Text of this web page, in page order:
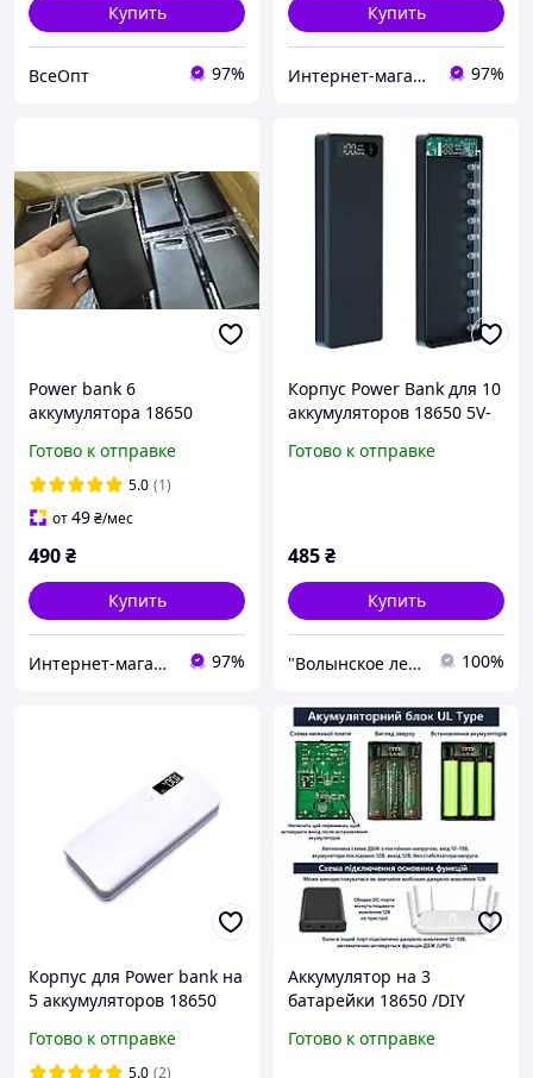
Купить
ВсеОпт 97%
Купить
Интернет-магазин euro-imports.com.ua 97%
Power bank 6
аккумулятора 18650
QC3.0 - 22,5W LCD экран
(без акб)
Готово к отправке
5.0 (1)
от49₴/мес
490₴
Купить
Интернет-магазин euro-imports.com.ua 97%
Корпус Power Bank для 10
аккумуляторов 18650 5V-
Готово к отправке
485₴
Купить
"Волынское лесоперерабатывающие предприятие" 100%
Корпус для Power bank на
5 аккумуляторов 18650
Готово к отправке
5.0 (2)
Аккумулятор на 3
батарейки 18650 /DIY
Роутера Мобильного
Готово к отправке